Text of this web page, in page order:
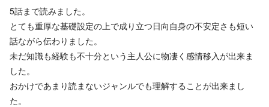
5話まで読みました。
とても重厚な基礎設定の上で成り立つ日向自身の不安定さも短い
話ながら伝わりました。
未だ知識も経験も不十分という主人公に物凄く感情移入が出来ま
した。
おかけであまり読まないジャンルでも理解することが出来まし
た。